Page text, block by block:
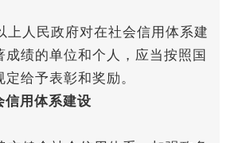
人民政府对在社会信用体系建
成绩的单位和个人，应当按照国
给予表彰和奖励。
用体系建设